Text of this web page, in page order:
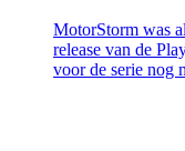
MotorStorm was
release van de
voor de serie nog